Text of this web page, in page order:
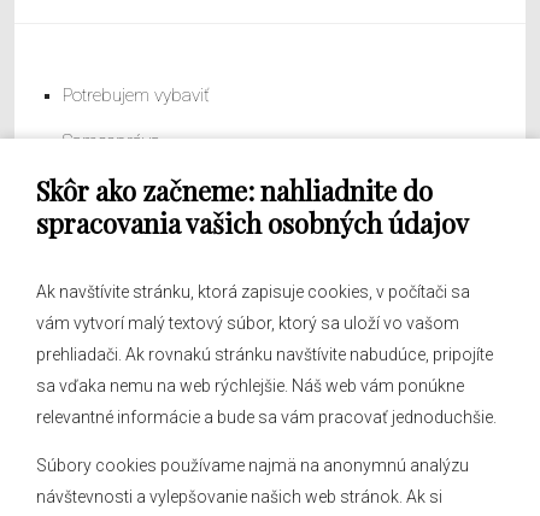
Skôr ako začneme: nahliadnite do
spracovania vašich osobných údajov
Ak navštívite stránku, ktorá zapisuje cookies, v počítači sa
vám vytvorí malý textový súbor, ktorý sa uloží vo vašom
prehliadači. Ak rovnakú stránku navštívite nabudúce, pripojíte
sa vďaka nemu na web rýchlejšie. Náš web vám ponúkne
relevantné informácie a bude sa vám pracovať jednoduchšie.
Súbory cookies používame najmä na anonymnú analýzu
návštevnosti a vylepšovanie našich web stránok. Ak si
Potrebujem vybaviť
Samospráva
Obecný úrad
O obci
Hlásenia obecného rozhlasu